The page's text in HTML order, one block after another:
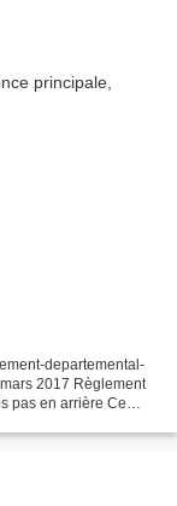
departemental-
2017 Règlement
pas en arrière Ce